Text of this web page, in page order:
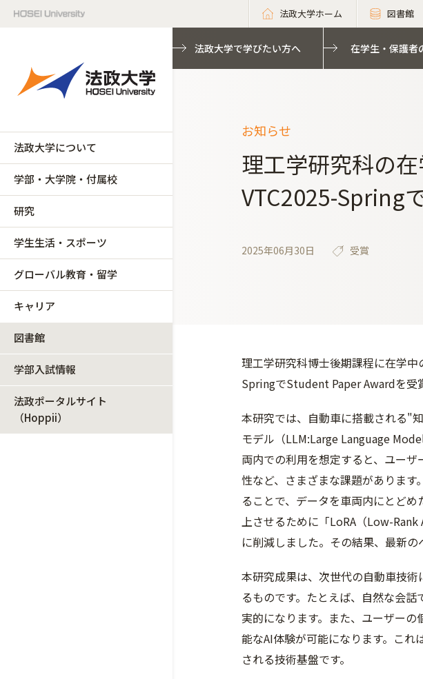
法政大学ホーム 図書館
法政大学について
学部・大学院・付属校
研究
学生生活・スポーツ
グローバル教育・留学
キャリア
図書館
学部入試情報
法政ポータルサイト
（Hoppii）
法政大学で学びたい方へ 在学生・保護者
お知らせ
理工学研究科の
VTC2025-Spring
2025年06月30日 受賞
理工学研究科博士後期課程に在学
SpringでStudent Paper Award
本研究では、自動車に搭載される"
モデル（LLM:Large Language
両内での利用を想定すると、ユー
性など、 さまざまな課題がありま
ることで、データを車両内にとど
上させるために「LoRA（Low-Rank
に削減しました。その結果、最新の
本研究成果は、次世代の自動車技
るものです。たとえば、自然な会
実的になります。また、ユーザー
能なAI体験が可能になり ます。これ
される技術基盤です。